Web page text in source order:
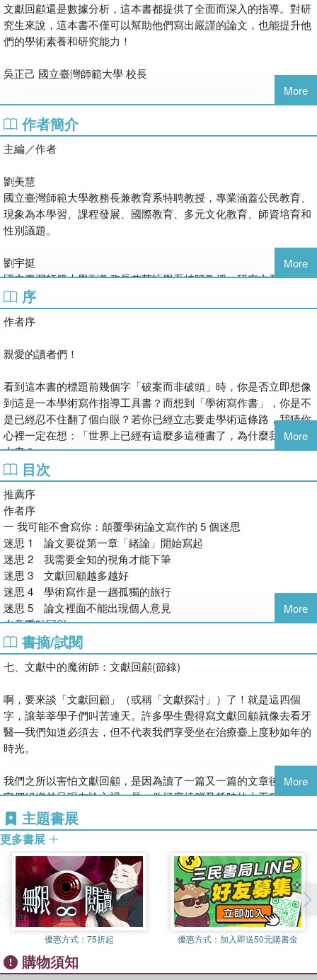
文獻回顧還是數據分析，這本書都提供了全面而深入的指導。對研
究生來說，這本書不僅可以幫助他們寫出嚴謹的論文，也能提升他
們的學術素養和研究能力！
吳正己 國立臺灣師範大學 校長
在管理領域，寫作技巧與精確的表達能力至關重要。這本書以生動
卻不失精準的語言，為學術論文寫作提供了全面的指南。從原則到
實際案例，作者以輕鬆詼諧的方式，深入淺出地講解了每個步驟，
印永翔 國立臺灣師範大學 副校長
不管你是理工還是文社科系的研究生，找指導教授之前、找研究題
目之前，或是下筆寫論文之前，都該先讀讀這本書。也許你會說讀
在研究所期間「賺」回來，因為此書會教你找到更匹配的指導教
授、更合適的研究題目，並更了解寫論文的訣竅，更知道如何利用
學術寫作是學術領域絕對且必要的能力，從內容呈現、資訊整合、
邏輯思考和組織架構到語言表達，每個步驟都是寫作成功與否的關
鍵。本書有系統地介紹學術寫作的要素和技巧，並運用有趣的例子
來帶領讀者進入其設定的主題，為學習學術寫作增添學習動機且回
味無窮。
歐淑珍 國立中山大學 教務長
本書作者以清晰風趣且易於理解的語言介紹了論文寫作的每個重要
步驟。書中充滿了實用的範例和技巧，幫助讀者克服論文寫作過程
中的常見挑戰。無論是剛踏入學術殿堂或是有經驗的研究生，都能
從中獲益，提升寫作品質和學術水平。作者以深入淺出的方式講
解，使複雜的概念變得簡單易懂。這本書不僅是寫作指導，更是培
養研究能力的重要工具，是學術寫作寶貴的學習資源。
張玉芳 國立中興大學 教務長
More
作者簡介
主編／作者
劉美慧
國立臺灣師範大學教務長兼教育系特聘教授，專業涵蓋公民教育、
現象為本學習、課程發展、國際教育、多元文化教育、師資培育和
性別議題。
劉宇挺
國立臺灣師範大學副教務長兼英語學系特聘教授，研究主要包含
「認知及（科技輔助）語言學習」、第二字彙習得、第二語閱讀、
第二語語音習得等議題。
國立臺灣師範大學英語學術素養中心博士後研究員，主要研究領域
展。
范雅筑
國立臺灣師範大學英語學術素養中心專任教師和英語教學資源中心
黃美馨
國立臺灣師範大學翻譯與口譯研究所博士候選人，擅長透過翻譯提
升中英雙語的敏感度，並持續透過教學，從經驗中提煉出適合臺灣
學習者的學習策略。
More
序
作者序
親愛的讀者們！
看到這本書的標題前幾個字「破案而非破頭」時，你是否立即想像
到這是一本學術寫作指導工具書？而想到「學術寫作書」，你是不
是已經忍不住翻了個白眼？若你已經立志要走學術這條路，我猜你
心裡一定在想：「世界上已經有這麼多這種書了，為什麼我要讀這
本書？」
別擔心，我們理解你的疑慮！你可能覺得「閱讀學術寫作指南」就
像花一小時呆呆看著墨水乾掉一樣無聊。不過請你敞開胸懷相信我
們一次，這本書所帶給你的啟發絕對不只是學術上的知識充電（或
放電），而是知識上的啟發和過程中的感動──回顧你的經驗裡
（或想像看看），是否曾經讀了一本學術寫作指導工具書之後，發
現你在看的過程裡雖然每一句話都看得懂，可是看完還是心裡很空
虛，感覺沒有什麼共鳴，不知從何下筆？
這本用了十足真心的好書，將會手把手地帶著你逐步發掘「學術
很久的學術巨作。為了在幫你充電的過程中不讓你睡著，我們將會
化身為穿著運動鞋教你寫 fancy 論文的酷教授，用幽默的語言、生
這本書中每一章節都以偵探故事開場，讓你在無壓力的狀態下開始
讀懂學術寫作的眉眉角角，藉由主角「偵探唬爾摩斯」和「譁生醫
生」（沒錯，就是「福爾摩斯和華生」的搞笑版）的對話，先帶著
們穿插了本書作者的親身故事，和你一起穿越時空回到好幾年前，
一起體驗當作者第一次遇到類似議題時，所經歷過的那些刻骨銘心
的頓悟和成長。當然，本書作者群裡有些已經是學術寫作的老手，
有些則是「浸泡」在這茫茫學海好幾年、持續磨礪自我實力的「新
老手」。這些作者掏心掏肺、自曝其「短」的「私密」故事，相信
都會讓你在咀嚼這些相關議題和概念時會心一笑，進而更好去理解
我們想分享給你的點點滴滴。啊！與其說這本書是一個「學術寫作
導引」，還不如說這是一個跨越時間的「學術互助會」，是每位成
員在每週分享中互相交流的成長經歷！這也是我們在討論學術議題
之外，想一起告訴你的：學術寫作道路上，你並不孤單。我們都在
不斷學習，努力進化成為更好的寫作者或溝通者。
即使你未來不見得會在學術界深造發展，這本書的英文版也會是你
More
目次
推薦序
作者序
一 我可能不會寫你：顛覆學術論文寫作的 5 個迷思
迷思 1 論文要從第一章「緒論」開始寫起
迷思 2 我需要全知的視角才能下筆
迷思 3 文獻回顧越多越好
迷思 4 學術寫作是一趟孤獨的旅行
迷思 5 論文裡面不能出現個人意見
本章重點回顧
二 人選之文—造文者：選擇合適的學術研究主題
1. 那些實戰經驗教我的事
3. 牛刀小試
本章重點回顧
牛刀小試參考答案
1. 對的人
3. 成功的攻略
4. 牛刀小試：選擇「對」的指導教授
本章重點回顧
四 我的論文不是我的論文：意識到數位世代的學術倫理議題
1. 生成式 AI 是什麼？它是如何運作的？
2. 生成式 AI 工具的優點
4. 生成式 AI 工具的缺點
More
書摘/試閱
七、文獻中的魔術師：文獻回顧(節錄)
啊，要來談「文獻回顧」（或稱「文獻探討」）了！就是這四個
字，讓莘莘學子們叫苦連天。許多學生覺得寫文獻回顧就像去看牙
醫—我們知道必須去，但不代表我們享受坐在治療臺上度秒如年的
時光。
我們之所以害怕文獻回顧，是因為讀了一篇又一篇的文章後，要將
它們組織並呈現在論文裡，是一件極度燒腦又耗時的大工程。你可
能會想，我發誓我真的讀了超多資料，看看那一長串的參考文獻列
表！為什麼老師還是看著我的草稿頻頻搖頭呢？搞學術的腦袋到底
都是怎麼組成的！
其實啊，文獻回顧不僅是告訴讀者你做了充分的準備，更是讓你的
研究能夠連結更廣泛的背景脈絡。一項研究如果缺乏好的文獻回
顧，就像是一群人在聊天，有個人突然插入話題，讓大家都滿頭問
號。了解相關的背景資訊，你才有辦法參與對話，同樣地，文獻回
顧能夠讓你知道已經被討論的內容，進而提出新的、更豐富的回
應。
More
主題書展
更多書展
優惠方式： 75折起 優惠方式： 加入即送50元購書金
購物須知